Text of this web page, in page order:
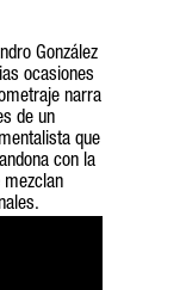
González
ocasiones
narra
de un
que
con la
mezclan